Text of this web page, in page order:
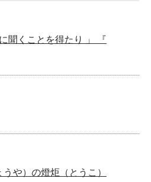
聞くことを得たり 」 『
や）の燈炬（とうこ）